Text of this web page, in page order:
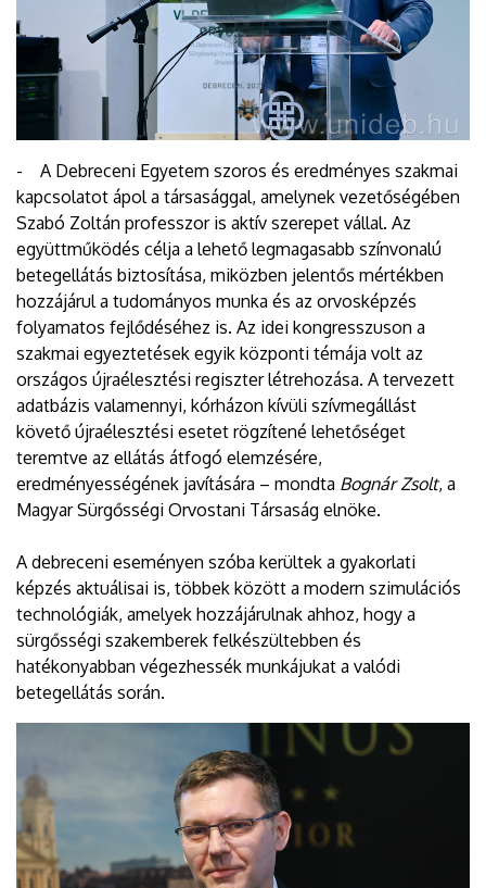
- A Debreceni Egyetem szoros és eredményes szakmai
kapcsolatot ápol a társasággal, amelynek vezetőségében
Szabó Zoltán professzor is aktív szerepet vállal. Az
együttműködés célja a lehető legmagasabb színvonalú
betegellátás biztosítása, miközben jelentős mértékben
hozzájárul a tudományos munka és az orvosképzés
folyamatos fejlődéséhez is. Az idei kongresszuson a
szakmai egyeztetések egyik központi témája volt az
országos újraélesztési regiszter létrehozása. A tervezett
adatbázis valamennyi, kórházon kívüli szívmegállást
követő újraélesztési esetet rögzítené lehetőséget
teremtve az ellátás átfogó elemzésére,
eredményességének javítására – mondta Bognár Zsolt, a
Magyar Sürgősségi Orvostani Társaság elnöke.
A debreceni eseményen szóba kerültek a gyakorlati
képzés aktuálisai is, többek között a modern szimulációs
technológiák, amelyek hozzájárulnak ahhoz, hogy a
sürgősségi szakemberek felkészültebben és
hatékonyabban végezhessék munkájukat a valódi
betegellátás során.